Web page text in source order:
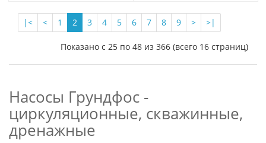
|< < 1 2 3 4 5 6 7 8 9 > >|
Показано с 25 по 48 из 366 (всего 16 страниц)
Насосы Грундфос -
циркуляционные, скважинные,
дренажные